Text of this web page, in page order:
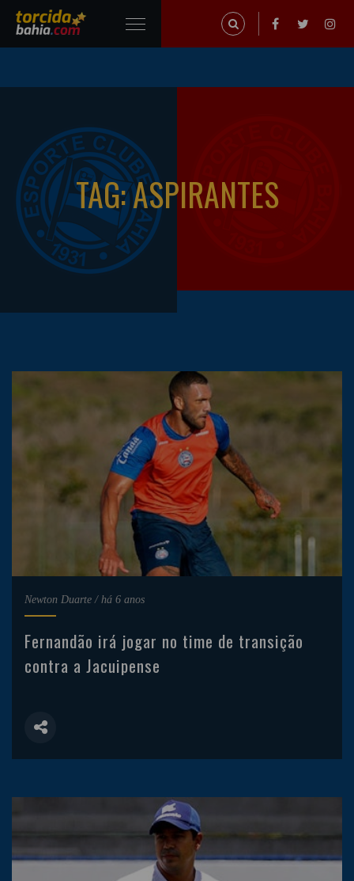
TAG: ASPIRANTES
Newton Duarte / há 6 anos
Fernandão irá jogar no time de transição
contra a Jacuipense